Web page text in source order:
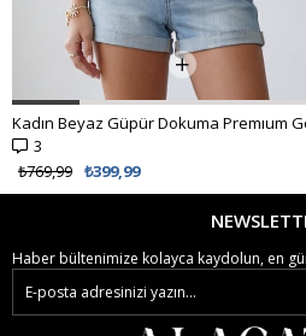
3
₺399,99
₺769,99
Haber bültenimize kolayca kaydolun, en